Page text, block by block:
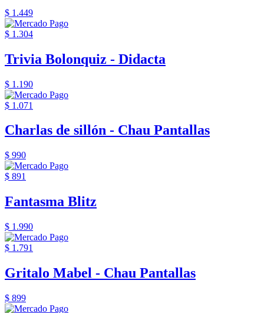
$ 1.449
$ 1.304
Trivia Bolonquiz - Didacta
$ 1.190
$ 1.071
Charlas de sillón - Chau Pantallas
$ 990
$ 891
Fantasma Blitz
$ 1.990
$ 1.791
Gritalo Mabel - Chau Pantallas
$ 899